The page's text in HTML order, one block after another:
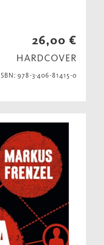
26,00 €
HARDCOVER
ISBN: 978-3-406-81415-0